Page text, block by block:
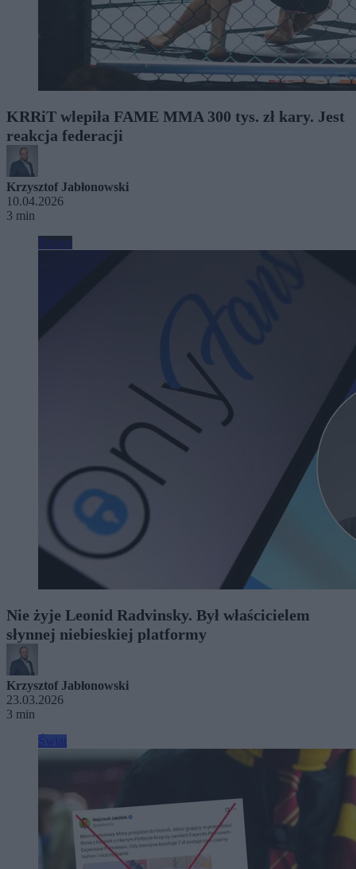
KRRiT wlepiła FAME MMA 300 tys. zł kary. Jest
reakcja federacji
Krzysztof Jabłonowski
10.04.2026
3 min
Biznes
Nie żyje Leonid Radvinsky. Był właścicielem
słynnej niebieskiej platformy
Krzysztof Jabłonowski
23.03.2026
3 min